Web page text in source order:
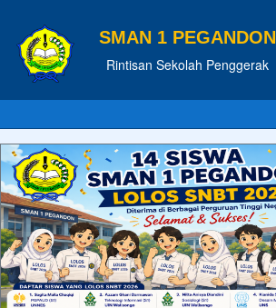
SMAN 1 PEGANDON
Rintisan Sekolah Penggerak